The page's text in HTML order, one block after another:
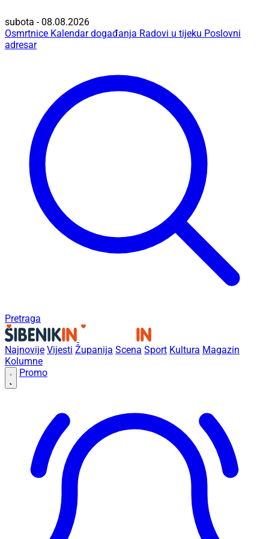
subota - 08.08.2026
Osmrtnice Kalendar događanja Radovi u tijeku Poslovni
adresar
Pretraga
Najnovije Vijesti Županija Scena Sport Kultura Magazin
Kolumne
Promo